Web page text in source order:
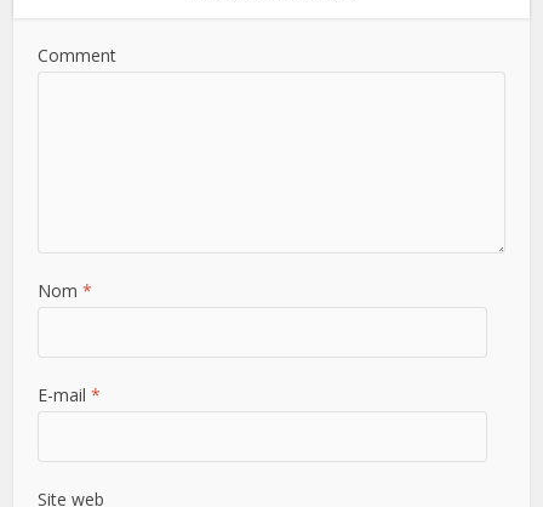
Comment
Nom*
E-mail*
Site web